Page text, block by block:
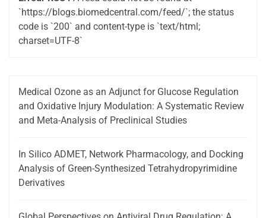
`https://blogs.biomedcentral.com/feed/`; the status
code is `200` and content-type is `text/html;
charset=UTF-8`
Medical Ozone as an Adjunct for Glucose Regulation
and Oxidative Injury Modulation: A Systematic Review
and Meta-Analysis of Preclinical Studies
In Silico ADMET, Network Pharmacology, and Docking
Analysis of Green-Synthesized Tetrahydropyrimidine
Derivatives